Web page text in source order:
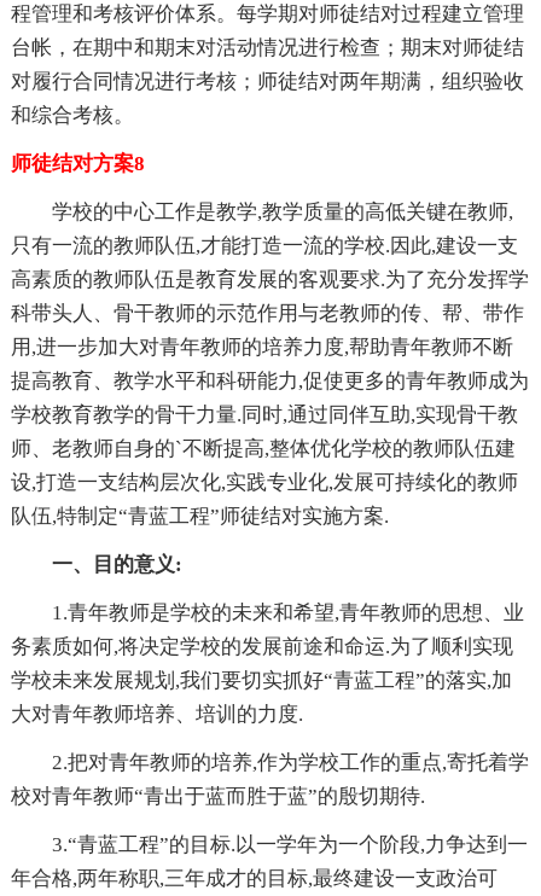
程管理和考核评价体系。每学期对师徒结对过程建立管理
台帐，在期中和期末对活动情况进行检查；期末对师徒结
对履行合同情况进行考核；师徒结对两年期满，组织验收
和综合考核。
师徒结对方案8
学校的中心工作是教学,教学质量的高低关键在教师,
只有一流的教师队伍,才能打造一流的学校.因此,建设一支
高素质的教师队伍是教育发展的客观要求.为了充分发挥学
科带头人、骨干教师的示范作用与老教师的传、帮、带作
用,进一步加大对青年教师的培养力度,帮助青年教师不断
提高教育、教学水平和科研能力,促使更多的青年教师成为
学校教育教学的骨干力量.同时,通过同伴互助,实现骨干教
师、老教师自身的`不断提高,整体优化学校的教师队伍建
设,打造一支结构层次化,实践专业化,发展可持续化的教师
队伍,特制定“青蓝工程”师徒结对实施方案.
一、目的意义:
1.青年教师是学校的未来和希望,青年教师的思想、业
务素质如何,将决定学校的发展前途和命运.为了顺利实现
学校未来发展规划,我们要切实抓好“青蓝工程”的落实,加
大对青年教师培养、培训的力度.
2.把对青年教师的培养,作为学校工作的重点,寄托着学
校对青年教师“青出于蓝而胜于蓝”的殷切期待.
3.“青蓝工程”的目标.以一学年为一个阶段,力争达到一
年合格,两年称职,三年成才的目标,最终建设一支政治可